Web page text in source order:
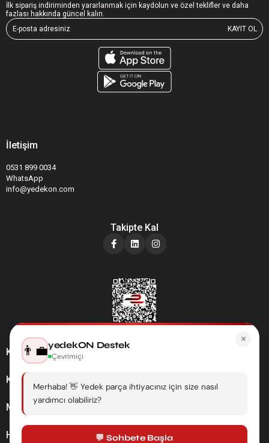
İlk sipariş indiriminden yararlanmak için kaydolun ve özel teklifler ve daha
fazlası hakkında güncel kalın.
KAYIT OL
İletişim
0531 899 0034
WhatsApp
info@yedekon.com
Takipte Kal
Kategoriler
Kurumsal
Müşteri Hizmetleri
Hesabım
×
👨‍💼yedekON Destek
Çevrimiçi
Merhaba! 👋 Yedek parça ihtiyacınız için size nasıl
yardımcı olabiliriz?
💬 Sohbete Başla